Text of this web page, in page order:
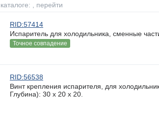
, перейти
RID:57414
Испаритель для холодильника, сменные
Точное совпадение
RID:56538
Винт крепления испарителя, для
Глубина): 30 x 20 х 20.